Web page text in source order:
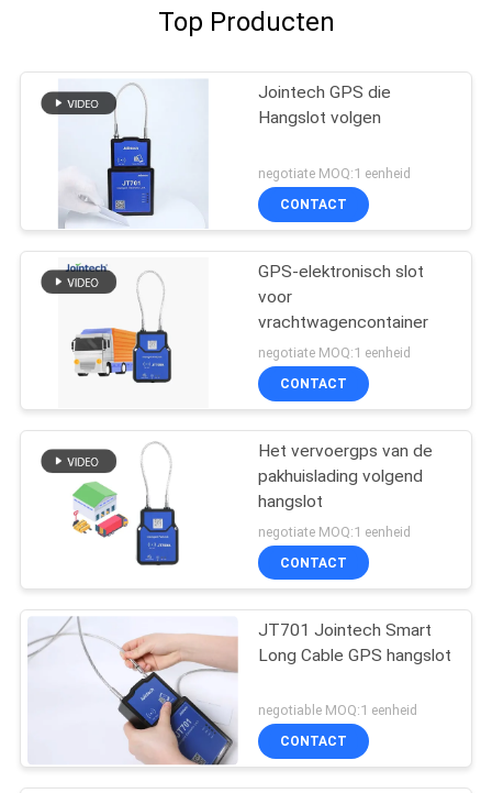
Top Producten
Jointech GPS die
Hangslot volgen
negotiate MOQ:1 eenheid
CONTACT
GPS-elektronisch slot
voor
vrachtwagencontainer
negotiate MOQ:1 eenheid
CONTACT
Het vervoergps van de
pakhuislading volgend
hangslot
negotiate MOQ:1 eenheid
CONTACT
JT701 Jointech Smart
Long Cable GPS hangslot
negotiable MOQ:1 eenheid
CONTACT